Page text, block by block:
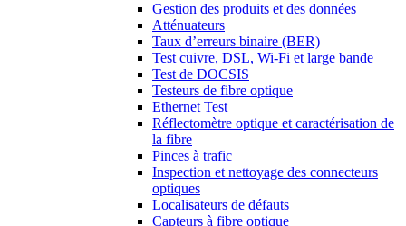
Gestion des produits et des données
Atténuateurs
Taux d’erreurs binaire (BER)
Test cuivre, DSL, Wi-Fi et large bande
Test de DOCSIS
Testeurs de fibre optique
Ethernet Test
Réflectomètre optique et caractérisation de
la fibre
Pinces à trafic
Inspection et nettoyage des connecteurs
optiques
Localisateurs de défauts
Capteurs à fibre optique